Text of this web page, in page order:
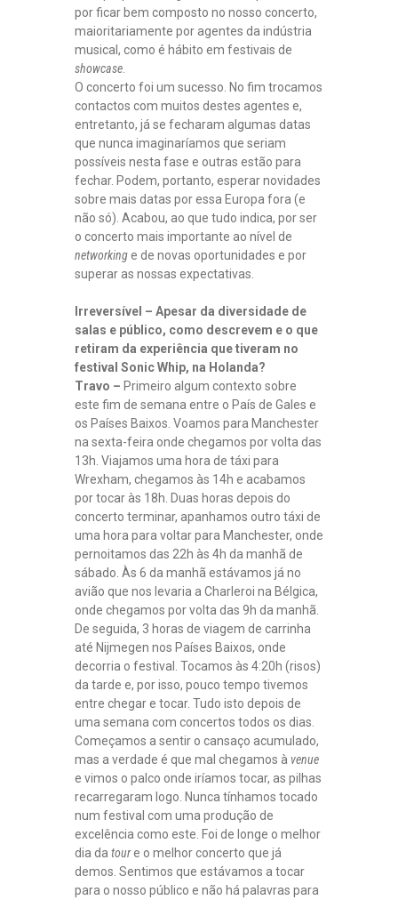
por ficar bem composto no nosso concerto,
maioritariamente por agentes da indústria
musical, como é hábito em festivais de
showcase
O concerto foi um sucesso. No fim trocamos
contactos com muitos destes agentes e,
entretanto, já se fecharam algumas datas
que nunca imaginaríamos que seriam
possíveis nesta fase e outras estão para
fechar. Podem, portanto, esperar novidades
sobre mais datas por essa Europa fora (e
não só). Acabou, ao que tudo indica, por ser
o concerto mais importante ao nível de
networkinge de novas oportunidades e por
superar as nossas expectativas.
Irreversível – Apesar da diversidade de
salas e público, como descrevem e o que
retiram da experiência que tiveram no
festival Sonic Whip, na Holanda?
Travo – Primeiro algum contexto sobre
este fim de semana entre o País de Gales e
os Países Baixos. Voamos para Manchester
na sexta-feira onde chegamos por volta das
13h. Viajamos uma hora de táxi para
Wrexham, chegamos às 14h e acabamos
por tocar às 18h. Duas horas depois do
concerto terminar, apanhamos outro táxi de
uma hora para voltar para Manchester, onde
pernoitamos das 22h às 4h da manhã de
sábado. Às 6 da manhã estávamos já no
avião que nos levaria a Charleroi na Bélgica,
onde chegamos por volta das 9h da manhã.
De seguida, 3 horas de viagem de carrinha
até Nijmegen nos Países Baixos, onde
decorria o festival. Tocamos às 4:20h (risos)
da tarde e, por isso, pouco tempo tivemos
entre chegar e tocar. Tudo isto depois de
uma semana com concertos todos os dias.
Começamos a sentir o cansaço acumulado,
mas a verdade é que mal chegamos à venue
e vimos o palco onde iríamos tocar, as pilhas
recarregaram logo. Nunca tínhamos tocado
num festival com uma produção de
excelência como este. Foi de longe o melhor
dia da toure o melhor concerto que já
demos. Sentimos que estávamos a tocar
para o nosso público e não há palavras para